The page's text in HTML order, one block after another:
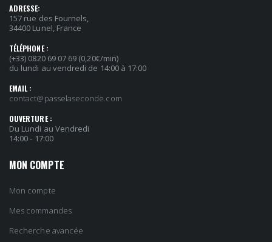
ADRESSE:
157 rue des Fournels,
34400 Lunel, France
TÉLÉPHONE :
(+33) 0820 69 07 69 (0,20€/min)
du lundi au vendredi de 14:00 à 17:00
EMAIL :
contact@passelaseconde.com
OUVERTURE :
Du Lundi au Vendredi
14:00 - 17:00
MON COMPTE
Mon compte
Mes commandes
Recherche avancée